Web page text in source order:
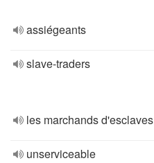
assiégeants
slave-traders
les marchands d'esclaves
unserviceable